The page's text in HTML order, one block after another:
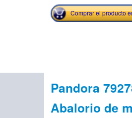
Comprar el producto
Pandora
Abalorio de